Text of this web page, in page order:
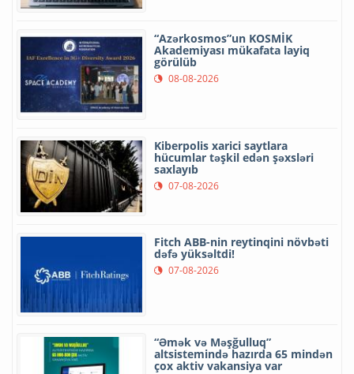
“Azərkosmos”un KOSMİK
Akademiyası mükafata layiq
görülüb
08-08-2026
Kiberpolis xarici saytlara
hücumlar təşkil edən şəxsləri
saxlayıb
07-08-2026
Fitch ABB-nin reytinqini növbəti
dəfə yüksəltdi!
07-08-2026
“Əmək və Məşğulluq”
altsistemində hazırda 65 mindən
çox aktiv vakansiya var